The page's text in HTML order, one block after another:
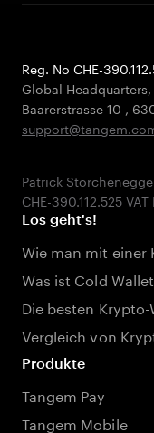
Reg. No CHE-
Global
Baarerstrasse 10 ,
Patrick
Los geht's!
Wie man mit
Was ist Cold
Die besten Krypto-
Vergleich von
Produkte
Tangem Pay
Tangem Mobile